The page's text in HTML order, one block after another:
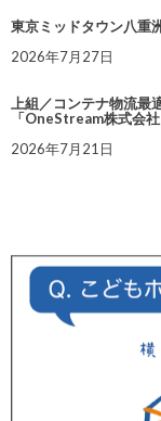
東京ミッドタウン八重
2026年7月27日
上組／コンテナ物流最
「OneStream株式会
2026年7月21日